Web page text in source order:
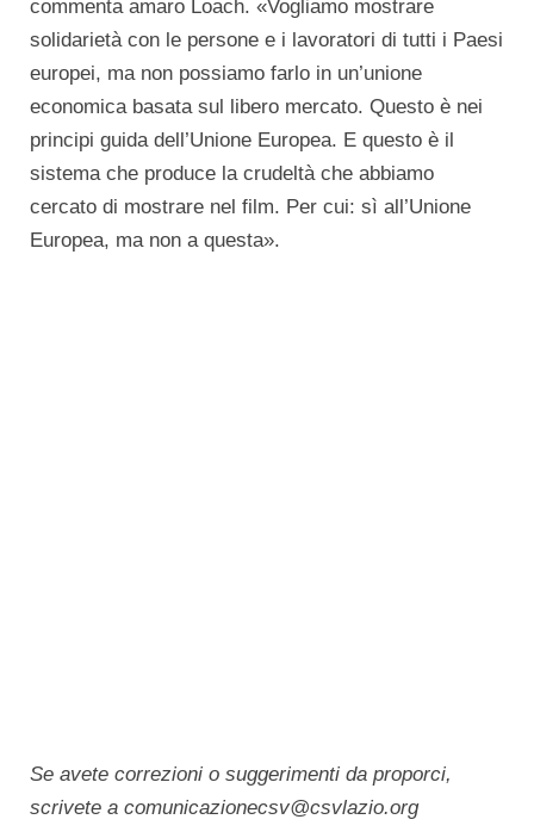
commenta amaro Loach. «Vogliamo mostrare
solidarietà con le persone e i lavoratori di tutti i Paesi
europei, ma non possiamo farlo in un’unione
economica basata sul libero mercato. Questo è nei
principi guida dell’Unione Europea. E questo è il
sistema che produce la crudeltà che abbiamo
cercato di mostrare nel film. Per cui: sì all’Unione
Europea, ma non a questa».
Se avete correzioni o suggerimenti da proporci,
scrivete a comunicazionecsv@csvlazio.org